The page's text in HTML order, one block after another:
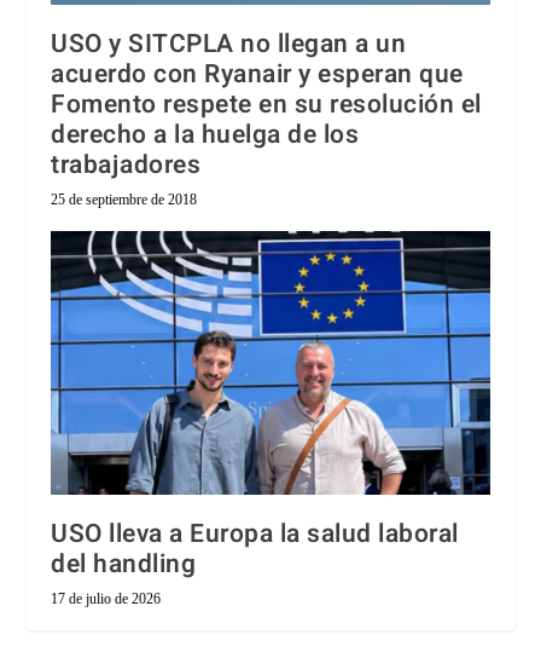
USO y SITCPLA no llegan a un
acuerdo con Ryanair y esperan que
Fomento respete en su resolución el
derecho a la huelga de los
trabajadores
25 de septiembre de 2018
USO lleva a Europa la salud laboral
del handling
17 de julio de 2026